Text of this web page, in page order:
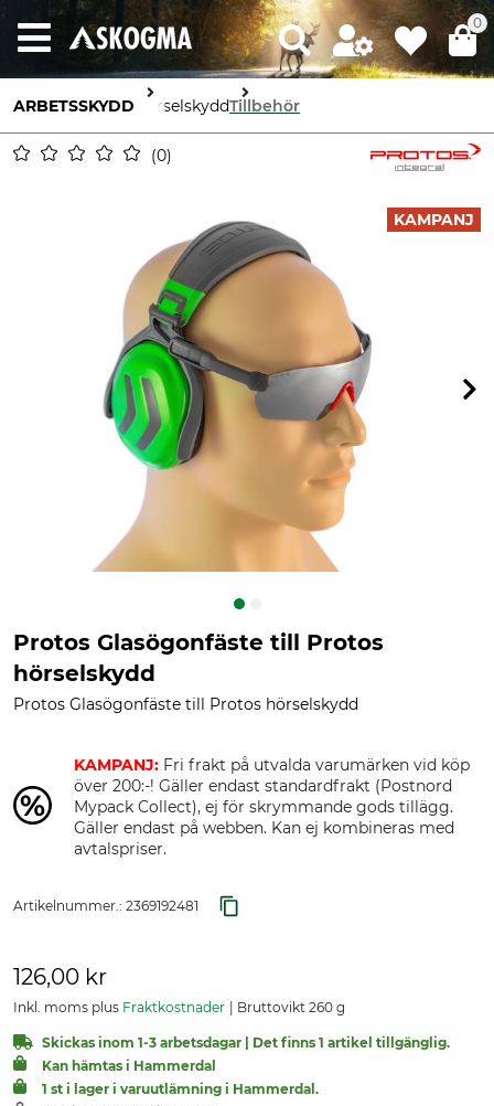
0
ARBETSSKYDD HörselskyddTillbehör
0
KAMPANJ
Protos Glasögonfäste till Protos
hörselskydd
Protos Glasögonfäste till Protos hörselskydd
KAMPANJ: Fri frakt på utvalda varumärken vid köp
över 200:-! Gäller endast standardfrakt (Postnord
Mypack Collect), ej för skrymmande gods tillägg.
Gäller endast på webben. Kan ej kombineras med
avtalspriser.
Artikelnummer.: 2369192481
126,00 kr
Inkl. moms plus Fraktkostnader Bruttovikt 260 g
Skickas inom 1-3 arbetsdagar | Det finns 1 artikel tillgänglig.
Kan hämtas i Hammerdal
1 st i lager i varuutlämning i Hammerdal.